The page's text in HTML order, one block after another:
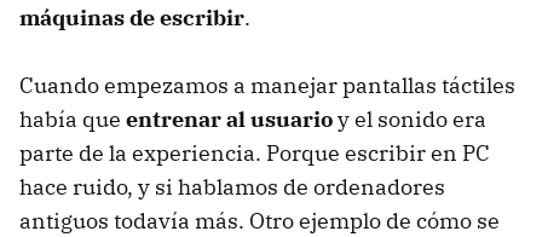
máquinas de escribir.
Cuando empezamos a manejar pantallas táctiles
había que entrenar al usuarioy el sonido era
parte de la experiencia. Porque escribir en PC
hace ruido, y si hablamos de ordenadores
antiguos todavía más. Otro ejemplo de cómo se